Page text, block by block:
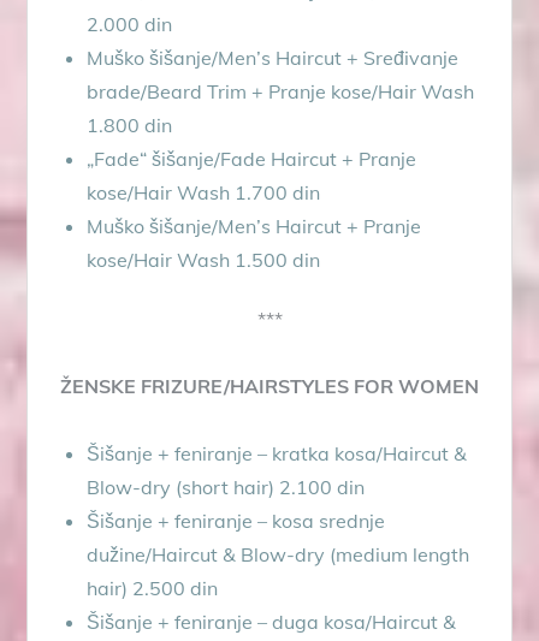
2.000 din
Muško šišanje/Men’s Haircut + Sređivanje
brade/Beard Trim + Pranje kose/Hair Wash
1.800 din
„Fade“ šišanje/Fade Haircut + Pranje
kose/Hair Wash 1.700 din
Muško šišanje/Men’s Haircut + Pranje
kose/Hair Wash 1.500 din
***
ŽENSKE FRIZURE/HAIRSTYLES FOR WOMEN
Šišanje + feniranje – kratka kosa/Haircut &
Blow-dry (short hair) 2.100 din
Šišanje + feniranje – kosa srednje
dužine/Haircut & Blow-dry (medium length
hair) 2.500 din
Šišanje + feniranje – duga kosa/Haircut &